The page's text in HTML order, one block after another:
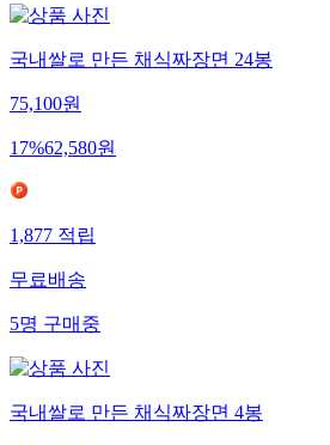
국내쌀로 만든 채식짜장면 24봉
75,100원
17%62,580원
1,877적립
무료배송
5명구매중
국내쌀로 만든 채식짜장면 4봉